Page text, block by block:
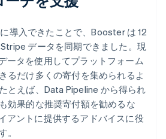
導入できたことで、Booster は 12
データを同期できました。現
ータを使用してプラットフォーム
るだけ多くの寄付を集められるよ
とえば、Data Pipeline から得られ
効果的な推奨寄付額を勧めるな
アントに提供するアドバイスに役
。